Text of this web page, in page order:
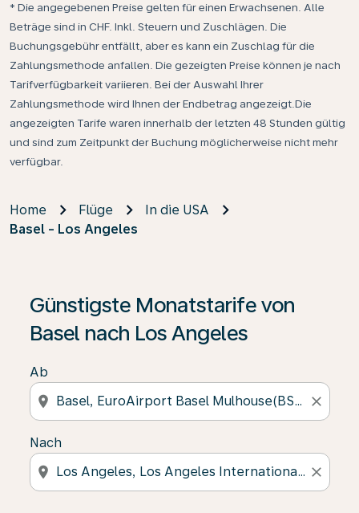
* Die angegebenen Preise gelten für einen Erwachsenen. Alle
Beträge sind in CHF. Inkl. Steuern und Zuschlägen. Die
Buchungsgebühr entfällt, aber es kann ein Zuschlag für die
Zahlungsmethode anfallen. Die gezeigten Preise können je nach
Tarifverfügbarkeit variieren. Bei der Auswahl Ihrer
Zahlungsmethode wird Ihnen der Endbetrag angezeigt.Die
angezeigten Tarife waren innerhalb der letzten 48 Stunden gültig
und sind zum Zeitpunkt der Buchung möglicherweise nicht mehr
verfügbar.
Home Flüge
In die USA
Basel - Los Angeles
Günstigste Monatstarife von
Basel nach Los Angeles
Ab
location_on close
Nach
location_on close